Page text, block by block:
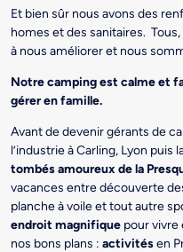
Et bien sûr nous avons des
homes et des sanitaires.
à nous améliorer et nous
Notre camping est calme et
gérer en famille.
Avant de devenir gérants de
l’industrie à Carling, Lyon
tombés amoureux de la
vacances entre découverte
planche à voile et tout autre
endroit magnifique pour vivre
nos bons plans : activitésen